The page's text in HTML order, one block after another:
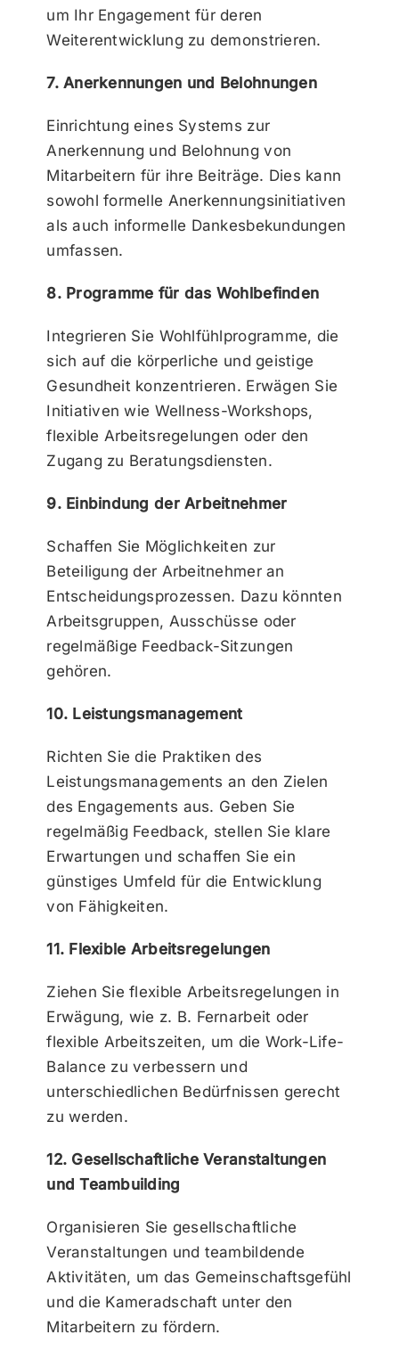
um Ihr Engagement für deren
Weiterentwicklung zu demonstrieren.
7. Anerkennungen und Belohnungen
Einrichtung eines Systems zur
Anerkennung und Belohnung von
Mitarbeitern für ihre Beiträge. Dies kann
sowohl formelle Anerkennungsinitiativen
als auch informelle Dankesbekundungen
umfassen.
8. Programme für das Wohlbefinden
Integrieren Sie Wohlfühlprogramme, die
sich auf die körperliche und geistige
Gesundheit konzentrieren. Erwägen Sie
Initiativen wie Wellness-Workshops,
flexible Arbeitsregelungen oder den
Zugang zu Beratungsdiensten.
9. Einbindung der Arbeitnehmer
Schaffen Sie Möglichkeiten zur
Beteiligung der Arbeitnehmer an
Entscheidungsprozessen. Dazu könnten
Arbeitsgruppen, Ausschüsse oder
regelmäßige Feedback-Sitzungen
gehören.
10. Leistungsmanagement
Richten Sie die Praktiken des
Leistungsmanagements an den Zielen
des Engagements aus. Geben Sie
regelmäßig Feedback, stellen Sie klare
Erwartungen und schaffen Sie ein
günstiges Umfeld für die Entwicklung
von Fähigkeiten.
11. Flexible Arbeitsregelungen
Ziehen Sie flexible Arbeitsregelungen in
Erwägung, wie z. B. Fernarbeit oder
flexible Arbeitszeiten, um die Work-Life-
Balance zu verbessern und
unterschiedlichen Bedürfnissen gerecht
zu werden.
12. Gesellschaftliche Veranstaltungen
und Teambuilding
Organisieren Sie gesellschaftliche
Veranstaltungen und teambildende
Aktivitäten, um das Gemeinschaftsgefühl
und die Kameradschaft unter den
Mitarbeitern zu fördern.